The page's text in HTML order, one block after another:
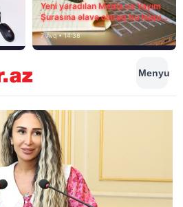
Yeni yaradılan Media və Yayım
Şurasına əlavə olaraq bu hüquq
və vəzifələr də verilib
7 Avq • 14:38
Menyu